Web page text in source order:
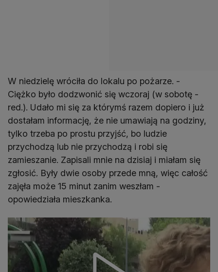
W niedzielę wróciła do lokalu po pożarze. -
Ciężko było dodzwonić się wczoraj (w sobotę -
red.). Udało mi się za którymś razem dopiero i już
dostałam informację, że nie umawiają na godziny,
tylko trzeba po prostu przyjść, bo ludzie
przychodzą lub nie przychodzą i robi się
zamieszanie. Zapisali mnie na dzisiaj i miałam się
zgłosić. Były dwie osoby przede mną, więc całość
zajęła może 15 minut zanim weszłam -
opowiedziała mieszkanka.